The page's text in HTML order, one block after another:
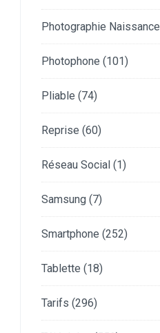
Photographie Naissance
Photophone (101)
Pliable (74)
Reprise (60)
Réseau Social (1)
Samsung (7)
Smartphone (252)
Tablette (18)
Tarifs (296)